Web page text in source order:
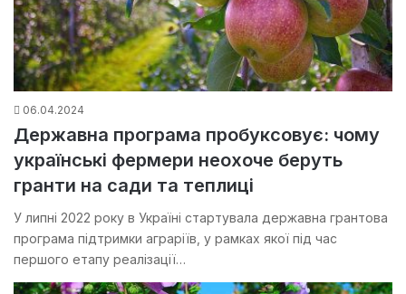
06.04.2024
Державна програма пробуксовує: чому
українські фермери неохоче беруть
гранти на сади та теплиці
У липні 2022 року в Україні стартувала державна грантова
програма підтримки аграріїв, у рамках якої під час
першого етапу реалізації…